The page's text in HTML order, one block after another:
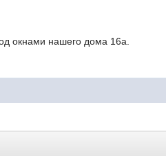
окнами нашего дома 16а.